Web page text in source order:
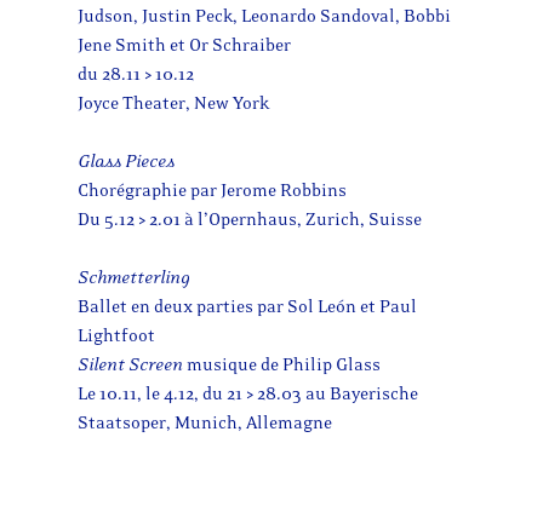
Judson, Justin Peck, Leonardo Sandoval, Bobbi
Jene Smith et Or Schraiber
du 28.11 > 10.12
Joyce Theater, New York
Glass Pieces
Chorégraphie par Jerome Robbins
Du 5.12 > 2.01 à l’Opernhaus, Zurich, Suisse
Schmetterling
Ballet en deux parties par Sol León et Paul
Lightfoot
Silent Screen musique de Philip Glass
Le 10.11, le 4.12, du 21 > 28.03 au Bayerische
Staatsoper, Munich, Allemagne